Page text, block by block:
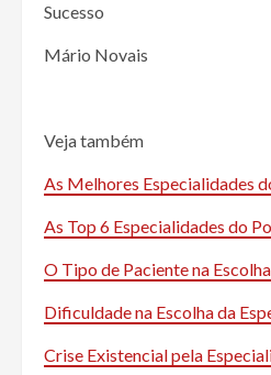
Sucesso
Mário Novais
Veja também
As Melhores Especialidades
As Top 6 Especialidades do
O Tipo de Paciente na
Dificuldade na Escolha da
Crise Existencial pela